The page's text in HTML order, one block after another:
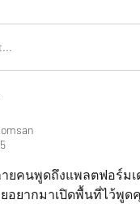
ยคนพูดถึงแพลตฟอร์ม
อยากมาเปิดพื้นที่ไว้พู